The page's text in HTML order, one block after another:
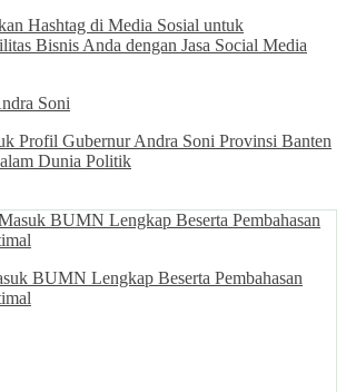
Hashtag di Media Sosial untuk
Bisnis Anda dengan Jasa Social Media
Profil Gubernur Andra Soni Provinsi Banten
Dunia Politik
BUMN Lengkap Beserta Pembahasan